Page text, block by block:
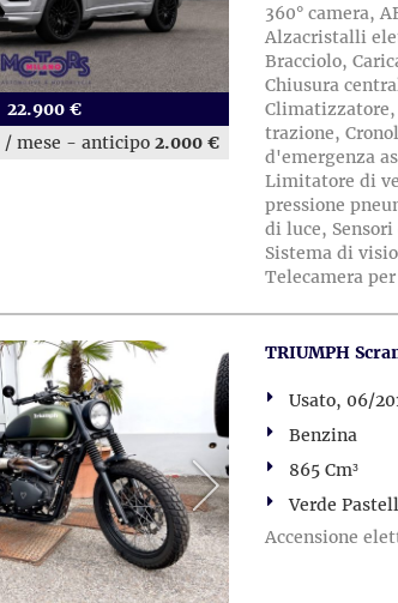
22.900 €
/ mese -anticipo2.000 €
360° camera,
Alzacristalli
Bracciolo,
Chiusura
trazione,
d'emergenza
Limitatore di
pressione
di luce,
Sistema di
Telecamera
TRIUMPH
Usato, 06/
Benzina
865 Cm³
Verde
Accensione